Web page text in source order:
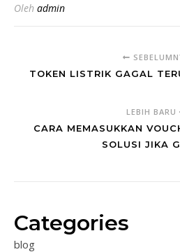
Oleh admin
TOKEN LISTRIK GAGAL
LEBIH BARU
CARA MEMASUKKAN
SOLUSI JIKA
Categories
blog